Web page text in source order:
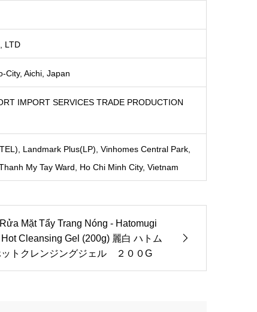
LTD
City, Aichi, Japan
IMPORT SERVICES TRADE PRODUCTION
Landmark Plus(LP), Vinhomes Central Park,
My Tay Ward, Ho Chi Minh City, Vietnam
Mặt Tẩy Trang Nóng - Hatomugi
Cleansing Gel (200g) 麗白 ハトム
ットクレンジングジェル ２００G